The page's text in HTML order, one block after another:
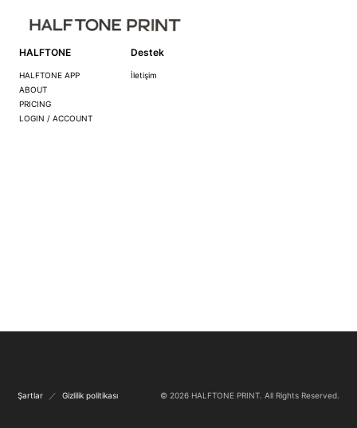
HALFTONE
HALFTONE APP
ABOUT
PRICING
LOGIN / ACCOUNT
Destek
İletişim
Şartlar ／ Gizlilik politikası © 2026 HALFTONE PRINT. All Rights Reserved.